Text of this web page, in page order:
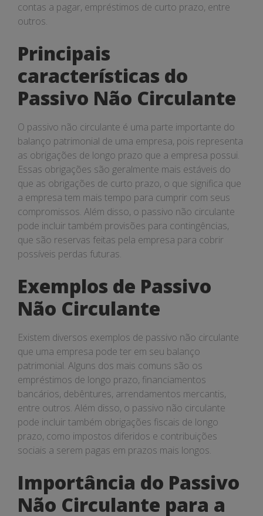
contas a pagar, empréstimos de curto prazo, entre
outros.
Principais
características do
Passivo Não Circulante
O passivo não circulante é uma parte importante do
balanço patrimonial de uma empresa, pois representa
as obrigações de longo prazo que a empresa possui.
Essas obrigações são geralmente mais estáveis do
que as obrigações de curto prazo, o que significa que
a empresa tem mais tempo para cumprir com seus
compromissos. Além disso, o passivo não circulante
pode incluir também provisões para contingências,
que são reservas feitas pela empresa para cobrir
possíveis perdas futuras.
Exemplos de Passivo
Não Circulante
Existem diversos exemplos de passivo não circulante
que uma empresa pode ter em seu balanço
patrimonial. Alguns dos mais comuns são os
empréstimos de longo prazo, financiamentos
bancários, debêntures, arrendamentos mercantis,
entre outros. Além disso, o passivo não circulante
pode incluir também obrigações fiscais de longo
prazo, como impostos diferidos e contribuições
sociais a serem pagas em prazos mais longos.
Importância do Passivo
Não Circulante para a